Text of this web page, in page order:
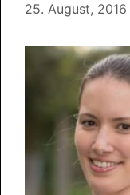
25. August, 2016